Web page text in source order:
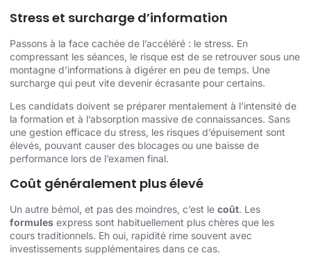
Stress et surcharge d’information
Passons à la face cachée de l’accéléré : le stress. En
compressant les séances, le risque est de se retrouver sous une
montagne d’informations à digérer en peu de temps. Une
surcharge qui peut vite devenir écrasante pour certains.
Les candidats doivent se préparer mentalement à l’intensité de
la formation et à l’absorption massive de connaissances. Sans
une gestion efficace du stress, les risques d’épuisement sont
élevés, pouvant causer des blocages ou une baisse de
performance lors de l’examen final.
Coût généralement plus élevé
Un autre bémol, et pas des moindres, c’est le coût. Les
formules express sont habituellement plus chères que les
cours traditionnels. Eh oui, rapidité rime souvent avec
investissements supplémentaires dans ce cas.